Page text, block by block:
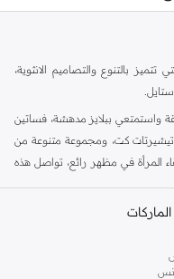
تتميز بالتنوع والتصاميم الانثوية،
واستمتعي ببلايز مدهشة، فساتين
كت، ومجموعة متنوعة من
المرأة في مظهر رائع، تواصل هذه
البحث عن فستان مثالي للحفلات او